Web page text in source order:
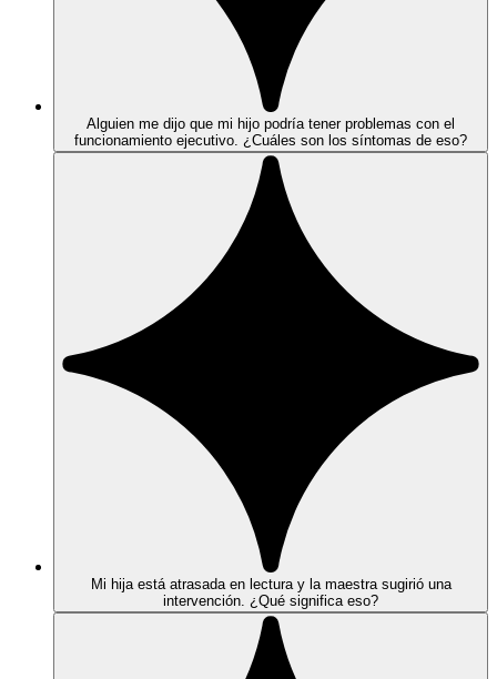
Alguien me dijo que mi hijo podría tener problemas con el
funcionamiento ejecutivo. ¿Cuáles son los síntomas de eso?
Mi hija está atrasada en lectura y la maestra sugirió una
intervención. ¿Qué significa eso?